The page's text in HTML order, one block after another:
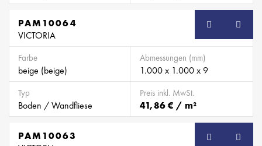
PAM10064
VICTORIA
Farbe
beige (beige)
Abmessungen (mm)
1.000 x 1.000 x 9
Typ
Boden / Wandfliese
Preis inkl. MwSt.
41,86 € / m²
PAM10063